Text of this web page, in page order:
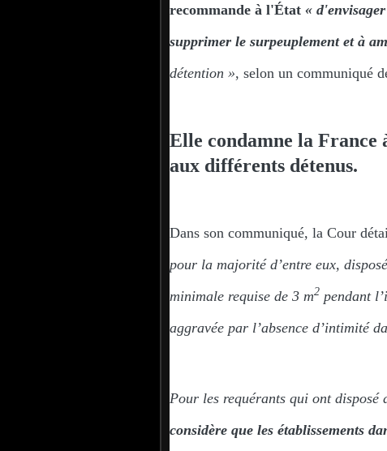
recommande à l'État «
supprimer le surpeuplement et à
détention », selon un communiqué
Elle condamne la France
aux différents détenus.
Dans son communiqué, la Cour
pour la majorité d’entre eux,
minimale requise de 3 m2 pendant
aggravée par l’absence d’intimité
Pour les requérants qui ont disposé
considère que les établissements